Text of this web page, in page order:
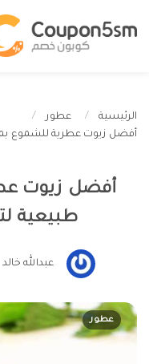
الرئيسية
عطور
أفضل زيوت عطرية للشموع
أفضل زيوت
طبيعية
عبدالله خالد
عطور